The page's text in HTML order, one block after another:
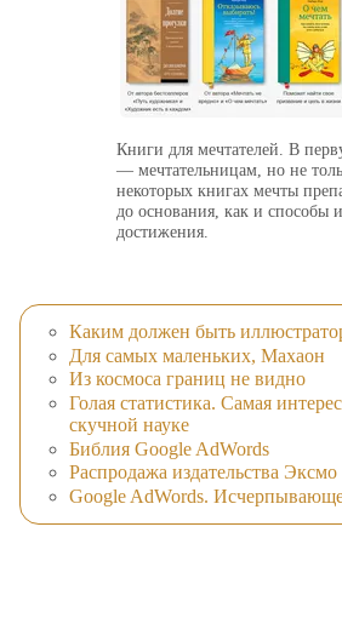
Книги для мечтателей. В
— мечтательницам, но не
некоторых книгах мечты
до основания, как и способы
достижения.
Каким должен быть
Для самых маленьких, Махаон
Из космоса границ не видно
Голая статистика. Самая
скучной науке
Библия Google AdWords
Распродажа издательства Эксмо
Google AdWords.